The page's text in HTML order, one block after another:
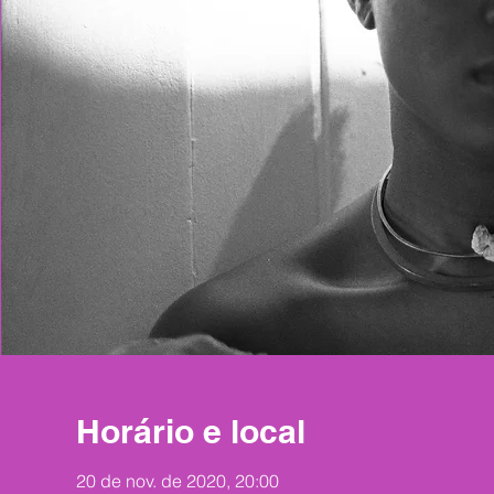
Horário e local
20 de nov. de 2020, 20:00